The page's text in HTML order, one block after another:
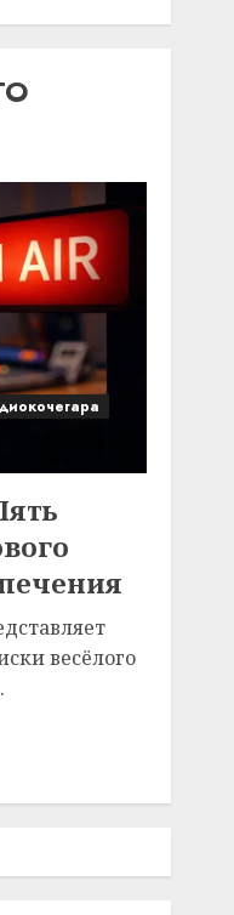
весёлого